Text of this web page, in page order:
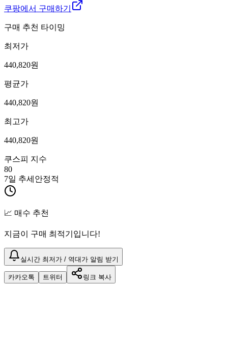
쿠팡에서 구매하기
구매 추천 타이밍
최저가
440,820원
평균가
440,820원
최고가
440,820원
쿠스피 지수
80
7일 추세 안정적
📈 매수 추천
지금이 구매 최적기입니다!
실시간 최저가 / 역대가 알림 받기
카카오톡 트위터 링크 복사